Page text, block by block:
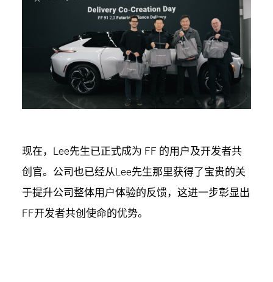
现在，Lee先生已正式成为 FF 的用户及开发者共
创官。公司也已经从Lee先生那里获得了宝贵的关
于提升公司整体用户体验的反馈，这进一步彰显出
FF开发者共创使命的优势。